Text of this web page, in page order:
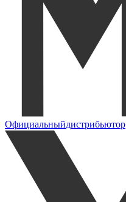
Официальныйдистрибьютор